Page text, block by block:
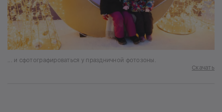
... и сфотографироваться у праздничной фотозоны.
Скачать